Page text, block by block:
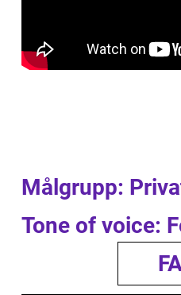
Målgrupp:
Tone of voice: